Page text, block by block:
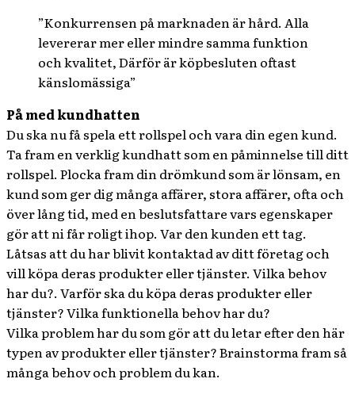
”Konkurrensen på marknaden är hård. Alla
levererar mer eller mindre samma funktion
och kvalitet, Därför är köpbesluten oftast
känslomässiga”
På med kundhatten
Du ska nu få spela ett rollspel och vara din egen kund.
Ta fram en verklig kundhatt som en påminnelse till ditt
rollspel. Plocka fram din drömkund som är lönsam, en
kund som ger dig många affärer, stora affärer, ofta och
över lång tid, med en beslutsfattare vars egenskaper
gör att ni får roligt ihop. Var den kunden ett tag.
Låtsas att du har blivit kontaktad av ditt företag och
vill köpa deras produkter eller tjänster. Vilka behov
har du?. Varför ska du köpa deras produkter eller
tjänster? Vilka funktionella behov har du?
Vilka problem har du som gör att du letar efter den här
typen av produkter eller tjänster? Brainstorma fram så
många behov och problem du kan.